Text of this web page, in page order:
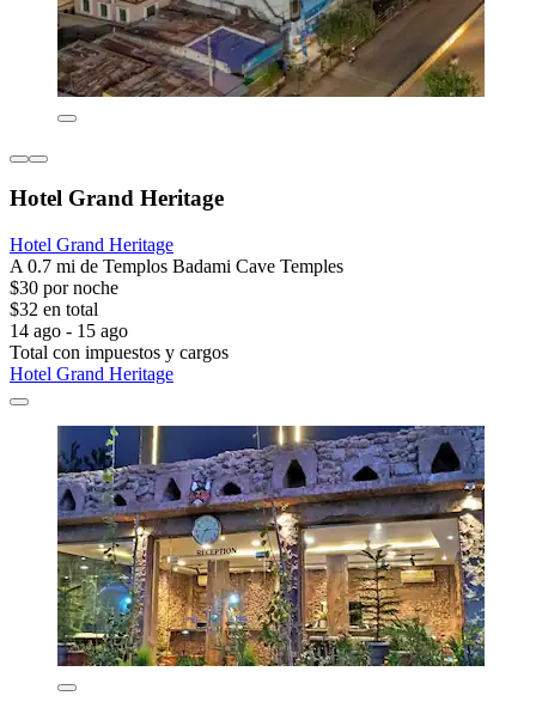
Hotel Grand Heritage
Hotel Grand Heritage
A 0.7 mi de Templos Badami Cave Temples
$30 por noche
$32 en total
14 ago - 15 ago
Total con impuestos y cargos
Hotel Grand Heritage